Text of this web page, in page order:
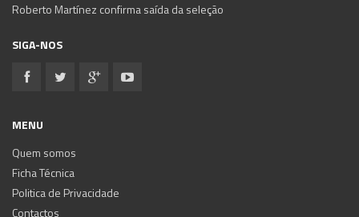
Roberto Martínez confirma saída da seleção
SIGA-NOS
MENU
Quem somos
Ficha Técnica
Politica de Privacidade
Contactos